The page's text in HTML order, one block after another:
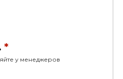
*
у менеджеров